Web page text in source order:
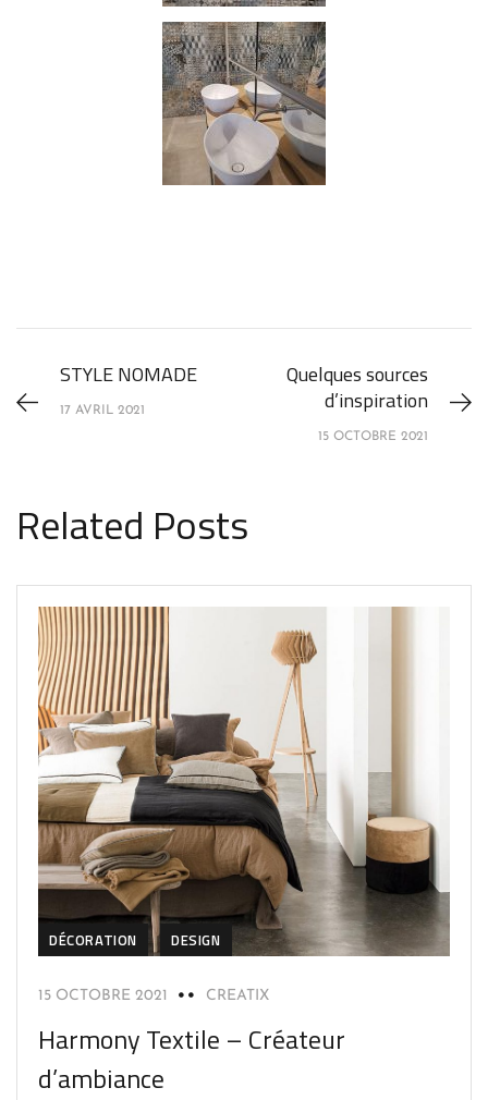
STYLE NOMADE
17 AVRIL 2021
Quelques sources
d’inspiration
15 OCTOBRE 2021
Related Posts
DÉCORATION DESIGN
15 OCTOBRE 2021 CREATIX
Harmony Textile – Créateur
d’ambiance